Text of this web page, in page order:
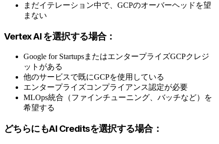
まだイテレーション中で、GCPのオーバーヘッドを望
まない
Vertex AI を選択する場合：
Google for StartupsまたはエンタープライズGCPクレジ
ットがある
他のサービスで既にGCPを使用している
エンタープライズコンプライアンス認定が必要
MLOps統合（ファインチューニング、バッチなど）を
希望する
どちらにもAI Creditsを選択する場合：